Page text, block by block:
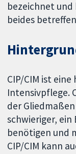
bezeichnet und
beides
CIP/CIM ist
Intensivpflege.
der
schwieriger,
benötigen und
CIP/CIM kann